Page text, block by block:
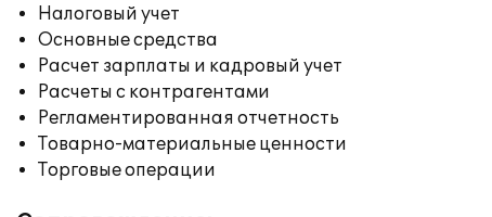
Налоговый учет
Основные средства
Расчет зарплаты и кадровый учет
Расчеты с контрагентами
Регламентированная отчетность
Товарно-материальные ценности
Торговые операции